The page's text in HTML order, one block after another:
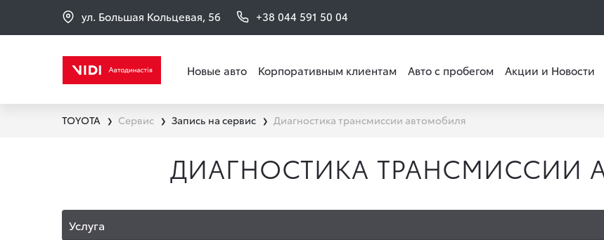
ул. Большая Кольцевая, 56 +38 044 591 50 04
Новые авто Корпоративным клиентам Авто с пробегом Акции и Новости
TOYOTA ❯ Сервис ❯ Запись на сервис ❯ Диагностика трансмиссии автомобиля
ДИАГНОСТИКА ТРАНСМИССИИ
Услуга